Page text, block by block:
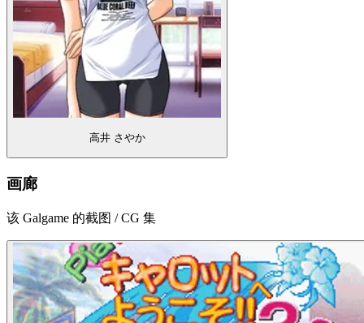
高井 さやか
画廊
该 Galgame 的截图 / CG 集